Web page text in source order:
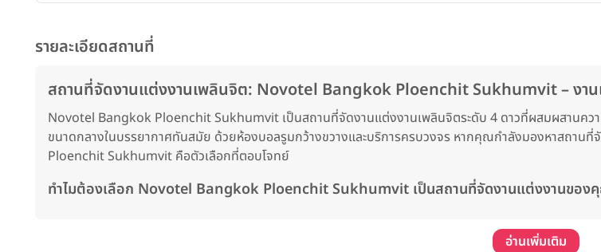
รายละเอียดสถานที่
สถานที่จัดงานแต่งงานเพลินจิต: Novotel Bangkok Ploenchit Sukhumvit – งาน
Novotel Bangkok Ploenchit Sukhumvit เป็นสถานที่จัดงานแต่งงานเพลินจิตระดับ 4 ดาวที่ผสมผสานควา
ขนาดกลางในบรรยากาศทันสมัย ด้วยห้องบอลรูมกว้างขวางและบริการครบวงจร หากคุณกำลังมองหาสถาน
Ploenchit Sukhumvit คือตัวเลือกที่ตอบโจทย์
ทำไมต้องเลือก Novotel Bangkok Ploenchit Sukhumvit เป็นสถานที่จัดงานแต่งงานของ
อ่านเพิ่มเติม